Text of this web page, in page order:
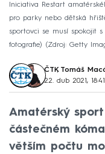
Iniciativa Restart
pro parky nebo dětská
sportovci se musí spokojit
fotografie)
Zdroj: Getty
ČTK, Tomáš
22. dub 2021, 18:41
Amatérský
částečném
větším počtu